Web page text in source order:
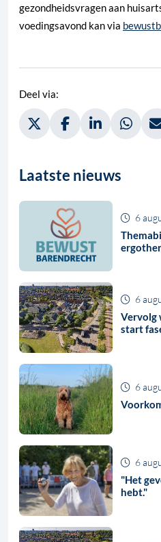
gezondheidsvragen aan
voedingsavond kan via
Deel via:
Deel via Twitter, opent in
Deel viaDeel via
Laatste nieuws
6
Vervolg
start
6
6
"Het
hebt."
6